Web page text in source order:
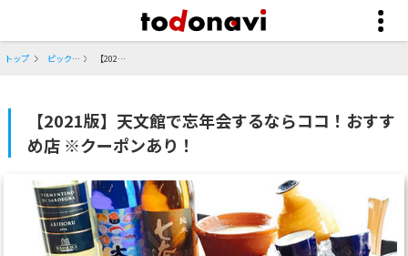
トップ ピックアップ 【2021版】天文館で忘年会するならココ！おすすめ店 ※クーポンあり！
【2021版】天文館で忘年会するならココ！おすす
め店 ※クーポンあり！